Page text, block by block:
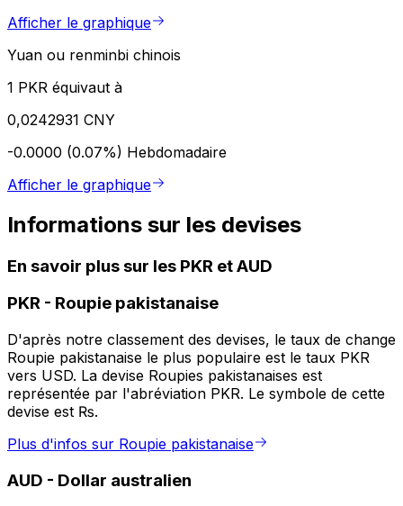
Afficher le graphique
Yuan ou renminbi chinois
1 PKR équivaut à
0,0242931 CNY
-0.0000 (0.07%) Hebdomadaire
Afficher le graphique
Informations sur les devises
En savoir plus sur les PKR et AUD
PKR - Roupie pakistanaise
D'après notre classement des devises, le taux de change
Roupie pakistanaise le plus populaire est le taux PKR
vers USD. La devise Roupies pakistanaises est
représentée par l'abréviation PKR. Le symbole de cette
devise est ₨.
Plus d'infos sur Roupie pakistanaise
AUD - Dollar australien